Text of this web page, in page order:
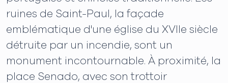
ruines de Saint-Paul, la façade
emblématique d'une église du XVIIe siècle
détruite par un incendie, sont un
monument incontournable. À proximité, la
place Senado, avec son trottoir